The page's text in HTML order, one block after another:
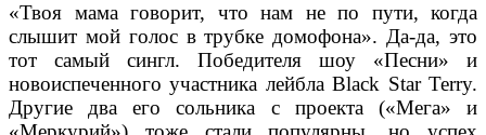
«Твоя мама говорит, что нам не по пути, когда
слышит мой голос в трубке домофона». Да-да, это
тот самый сингл. Победителя шоу «Песни» и
новоиспеченного участника лейбла Black Star Terry.
Другие два его сольника с проекта («Мега» и